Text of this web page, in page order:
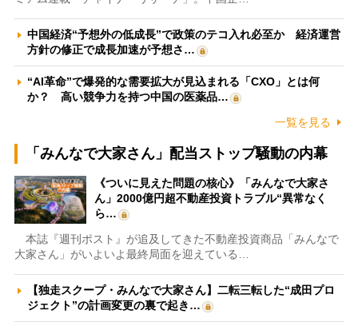
中国経済“予想外の低成長”で政策のテコ入れ必至か 経済運営
方針の修正で成長加速が予想さ…
“AI革命”で爆発的な需要拡大が見込まれる「CXO」とは何
か？ 高い競争力を持つ中国の医薬品…
一覧を見る
「みんなで大家さん」配当ストップ騒動の内幕
《ついに見えた問題の核心》「みんなで大家さ
ん」2000億円超不動産投資トラブル“異常なく
ら…
本誌『週刊ポスト』が追及してきた不動産投資商品「みんなで
大家さん」がいよいよ最終局面を迎えている…
【独走スクープ・みんなで大家さん】二転三転した“成田プロ
ジェクト”の計画変更の裏で起き…